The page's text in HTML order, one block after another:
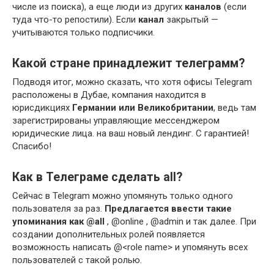
числе из поиска), а еще люди из других каналов (если
туда что-то репостили). Если канал закрытый —
учитываются только подписчики.
Какой стране принадлежит телеграмм?
Подводя итог, можно сказать, что хотя офисы Telegram
расположены в Дубае, компания находится в
юрисдикциях Германии или Великобритании, ведь там
зарегистрированы управляющие мессенджером
юридические лица. на ваш новый лендинг. С гарантией!
Спасибо!
Как в Телеграме сделать all?
Сейчас в Telegram можно упомянуть только одного
пользователя за раз. Предлагается ввести такие
упоминания как @all , @online , @admin и так далее. При
создании дополнительных ролей появляется
возможность написать @<role name> и упомянуть всех
пользователей с такой ролью.